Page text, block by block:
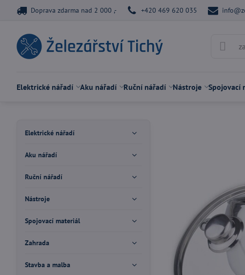
Doprava zdarma nad 2 000 ,- +420 469 620 035
Elektrické nářadí Aku nářadí Ruční nářadí Nástroje Spojovací
Elektrické nářadí
Aku nářadí
Ruční nářadí
Nástroje
Spojovací materiál
Zahrada
Stavba a malba